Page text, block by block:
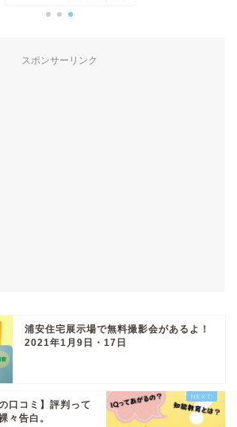
スポンサーリンク
浦安住宅展示場で無料撮影会があるよ！
2021年1月9日・17日
口コミ】評判って
々告白。